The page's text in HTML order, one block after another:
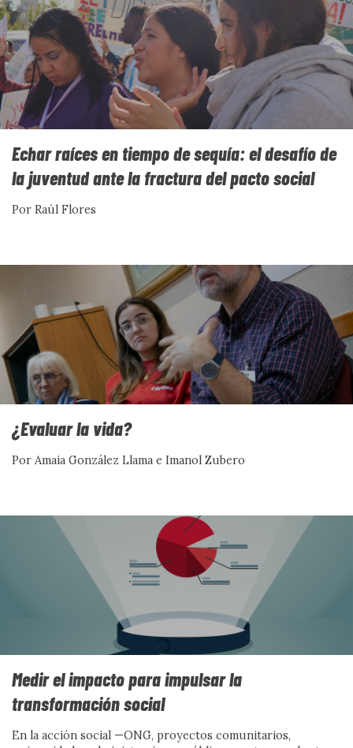
Contra la distopía: narrativas,
utopía y construcción de
futuros compartidos
Ver más
contranarrativas posibles: la
experiencia del B9
Por Mercè Darnell y Anna Falcon
Ver más
CON VOZ PROPIA
Echar raíces en tiempo de sequía: el desafío de
la juventud ante la fractura del pacto social
Por Raúl Flores
¿Evaluar la vida?
Por Amaia González Llama e Imanol Zubero
Medir el impacto para impulsar la
transformación social
En la acción social —ONG, proyectos comunitarios,